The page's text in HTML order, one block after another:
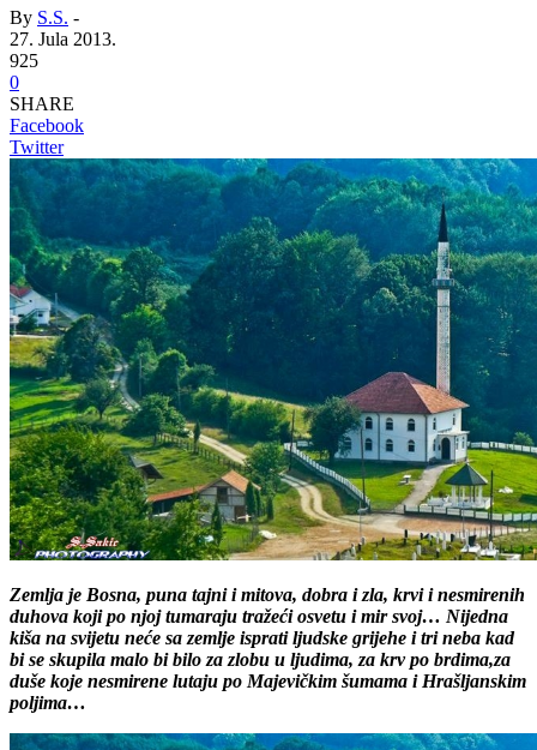
By S.S. -
27. Jula 2013.
925
0
SHARE
Facebook
Twitter
Zemlja je Bosna, puna tajni i mitova, dobra i zla, krvi i nesmirenih
duhova koji po njoj tumaraju tražeći osvetu i mir svoj… Nijedna
kiša na svijetu neće sa zemlje isprati ljudske grijehe i tri neba kad
bi se skupila malo bi bilo za zlobu u ljudima, za krv po brdima,za
duše koje nesmirene lutaju po Majevičkim šumama i Hrašljanskim
poljima…